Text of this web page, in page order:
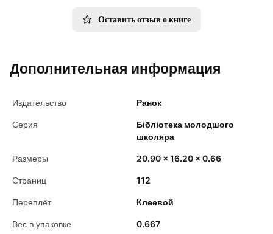
Оставить отзыв о книге
Дополнительная информация
Издательство Ранок
Серия
Бібліотека молодшого
школяра
Размеры 20.90 x 16.20 x 0.66
Страниц 112
Переплёт Клеевой
Вес в упаковке 0.667